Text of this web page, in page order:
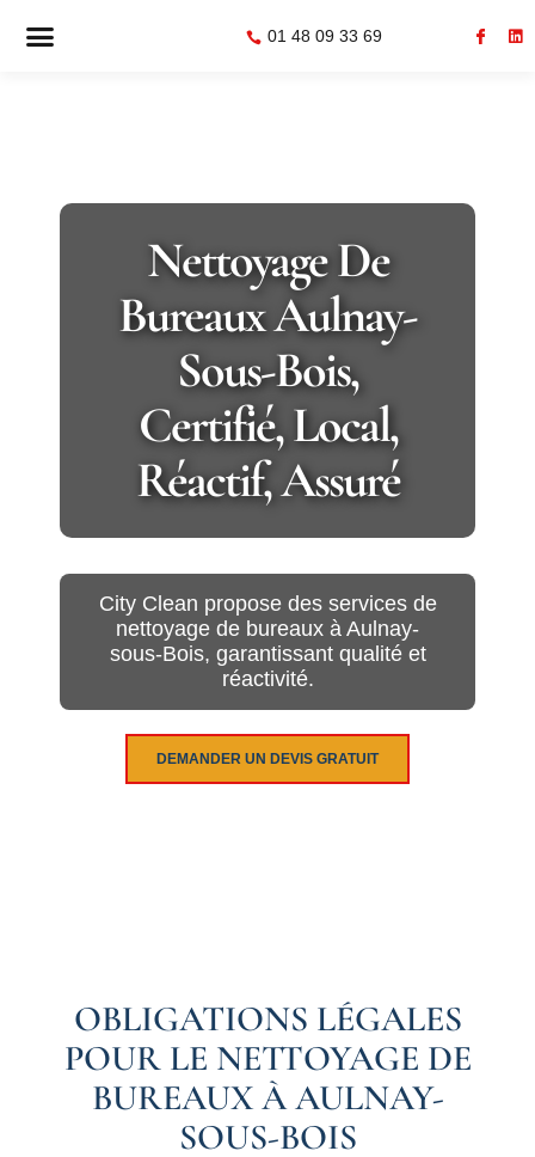
01 48 09 33 69
Nettoyage De
Bureaux Aulnay-
Sous-Bois,
Certifié, Local,
Réactif, Assuré
City Clean propose des services de
nettoyage de bureaux à Aulnay-
sous-Bois, garantissant qualité et
réactivité.
DEMANDER UN DEVIS GRATUIT
OBLIGATIONS LÉGALES
POUR LE NETTOYAGE DE
BUREAUX À AULNAY-
SOUS-BOIS